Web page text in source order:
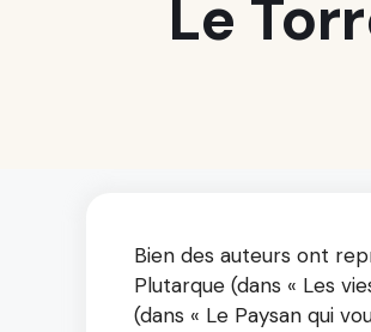
Le
Bien des auteurs ont
Plutarque (dans « Les
(dans « Le Paysan qui